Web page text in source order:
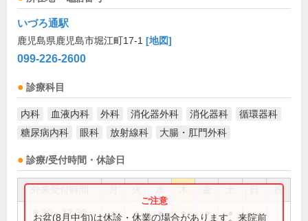
いづろ通駅
鹿児島県鹿児島市堀江町17-1 [地図]
099-226-2600
診療科目
内科 血液内科 外科 消化器外科 消化器科
循環器科
糖尿病内科
眼科 放射線科 大腸・肛門外科
診療/受付時間・休診日
祝
8:30～12:30 ● ● ● ● ●
お盆(8月中旬)は休診・休業の場合があります。来院前